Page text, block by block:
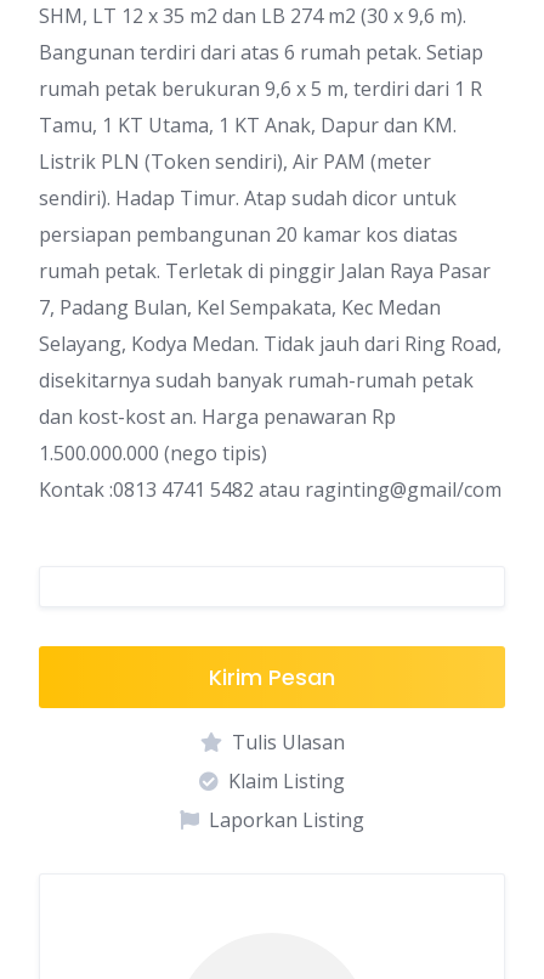
SHM, LT 12 x 35 m2 dan LB 274 m2 (30 x 9,6 m).
Bangunan terdiri dari atas 6 rumah petak. Setiap
rumah petak berukuran 9,6 x 5 m, terdiri dari 1 R
Tamu, 1 KT Utama, 1 KT Anak, Dapur dan KM.
Listrik PLN (Token sendiri), Air PAM (meter
sendiri). Hadap Timur. Atap sudah dicor untuk
persiapan pembangunan 20 kamar kos diatas
rumah petak. Terletak di pinggir Jalan Raya Pasar
7, Padang Bulan, Kel Sempakata, Kec Medan
Selayang, Kodya Medan. Tidak jauh dari Ring Road,
disekitarnya sudah banyak rumah-rumah petak
dan kost-kost an. Harga penawaran Rp
1.500.000.000 (nego tipis)
Kontak :0813 4741 5482 atau raginting@gmail/com
Kirim Pesan
Tulis Ulasan
Klaim Listing
Laporkan Listing